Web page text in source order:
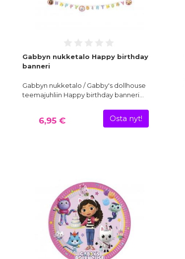
Gabbyn nukketalo Happy birthday
banneri
Gabbyn nukketalo / Gabby's dollhouse
teemajuhliin Happy birthday banneri…
6,95 € Osta nyt!